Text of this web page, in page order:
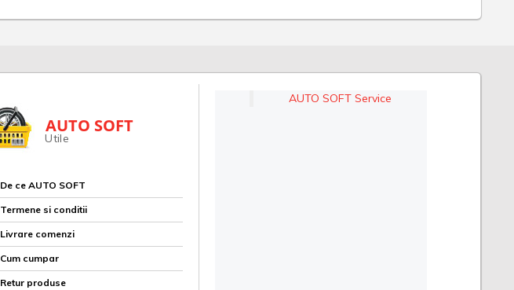
AUTO SOFT
Utile
De ce AUTO SOFT
Termene si conditii
Livrare comenzi
Cum cumpar
Retur produse
AUTO SOFT Service